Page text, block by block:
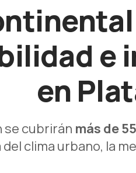
e
en
se cubrirán más de
clima urbano, la